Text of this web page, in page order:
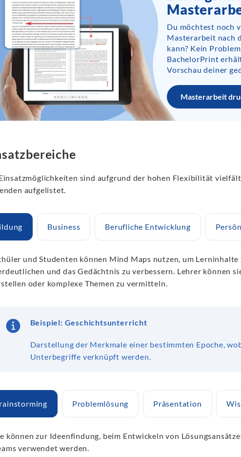
Du möchtest noch
Masterarbeit nach
kann? Kein
BachelorPrint
Vorschau deiner
Masterarbeit
sind aufgrund der hohen Flexibilität
aufgelistet.
Business Berufliche Entwicklung
und Studenten können Mind Maps nutzen, um
und das Gedächtnis zu verbessern. Lehrer können
oder komplexe Themen zu vermitteln.
Beispiel: Geschichtsunterricht
Darstellung der Merkmale einer bestimmten Epoche,
Unterbegriffe verknüpft werden.
Problemlösung Präsentation
können zur Ideenfindung, beim Entwickeln von
verwendet werden.